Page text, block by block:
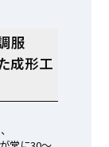
服
成形工